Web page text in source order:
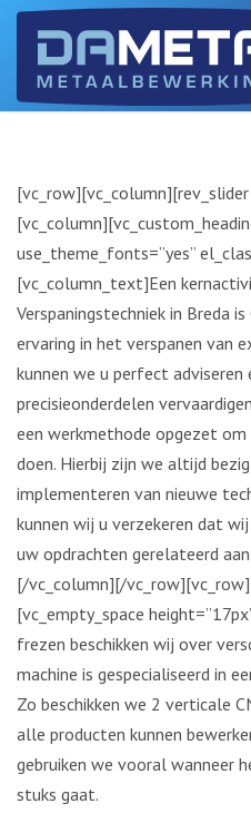
use_theme_fonts=”yes”
[vc_column_text]Een
Verspaningstechniek in Breda
ervaring in het verspanen van
kunnen we u perfect adviseren
precisieonderdelen
een werkmethode opgezet om
doen. Hierbij zijn we altijd
implementeren van nieuwe
kunnen wij u verzekeren dat
uw opdrachten gerelateerd
[/vc_column][/
[vc_empty_space
frezen beschikken wij over
machine is gespecialiseerd in
Zo beschikken we 2 verticale
alle producten kunnen
gebruiken we vooral wanneer
stuks gaat.